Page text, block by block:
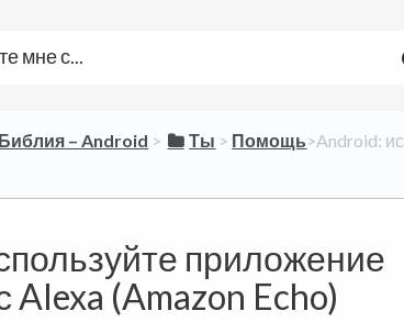
– Android ​ > ​ ​Ты ​ > ​ ​Помощь​>​ Android:
приложение
Alexa (Amazon Echo)